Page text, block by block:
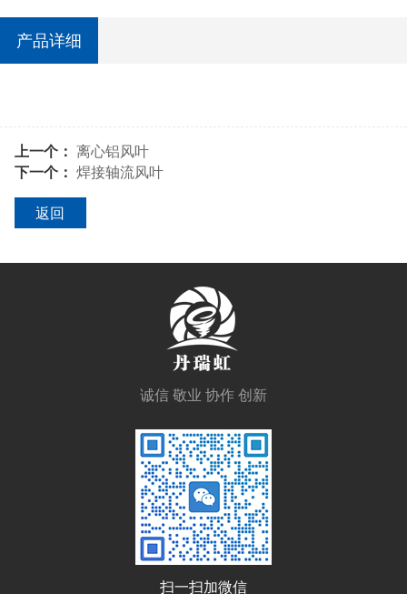
产品详细
上一个： 离心铝风叶
下一个： 焊接轴流风叶
返回
诚信 敬业 协作 创新
扫一扫加微信